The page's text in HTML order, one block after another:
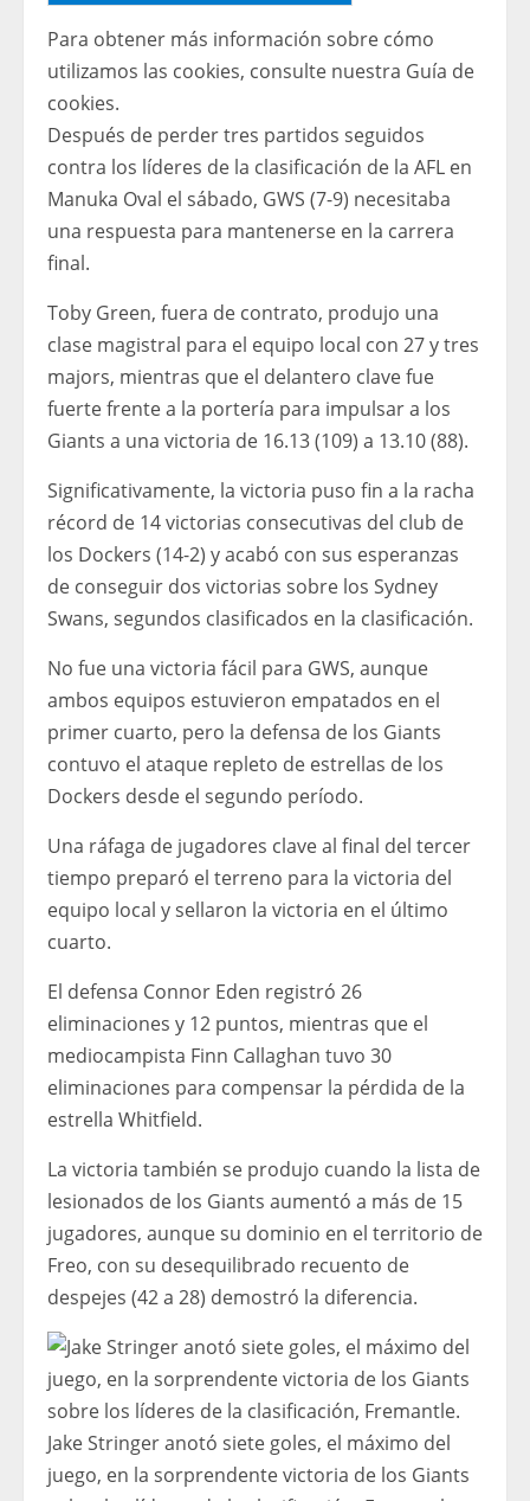
Para obtener más información sobre cómo
utilizamos las cookies, consulte nuestra Guía de
cookies.
Después de perder tres partidos seguidos
contra los líderes de la clasificación de la AFL en
Manuka Oval el sábado, GWS (7-9) necesitaba
una respuesta para mantenerse en la carrera
final.
Toby Green, fuera de contrato, produjo una
clase magistral para el equipo local con 27 y tres
majors, mientras que el delantero clave fue
fuerte frente a la portería para impulsar a los
Giants a una victoria de 16.13 (109) a 13.10 (88).
Significativamente, la victoria puso fin a la racha
récord de 14 victorias consecutivas del club de
los Dockers (14-2) y acabó con sus esperanzas
de conseguir dos victorias sobre los Sydney
Swans, segundos clasificados en la clasificación.
No fue una victoria fácil para GWS, aunque
ambos equipos estuvieron empatados en el
primer cuarto, pero la defensa de los Giants
contuvo el ataque repleto de estrellas de los
Dockers desde el segundo período.
Una ráfaga de jugadores clave al final del tercer
tiempo preparó el terreno para la victoria del
equipo local y sellaron la victoria en el último
cuarto.
El defensa Connor Eden registró 26
eliminaciones y 12 puntos, mientras que el
mediocampista Finn Callaghan tuvo 30
eliminaciones para compensar la pérdida de la
estrella Whitfield.
La victoria también se produjo cuando la lista de
lesionados de los Giants aumentó a más de 15
jugadores, aunque su dominio en el territorio de
Freo, con su desequilibrado recuento de
despejes (42 a 28) demostró la diferencia.
Jake Stringer anotó siete goles, el máximo del
juego, en la sorprendente victoria de los Giants